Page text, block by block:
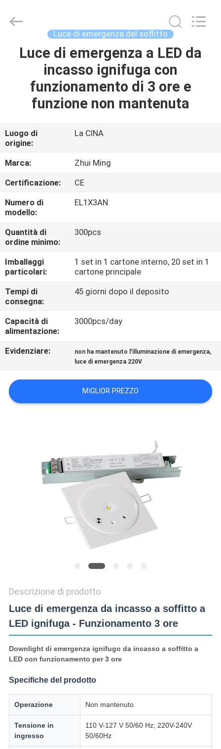
CASA
PRODOTTI
NOI
GIRO
DELLA
FABBRICA
CONTROLLO
DI
QUALITÀ
CONTATTICI
RICHIEDA
SITEMAP
PRIVACY
Dreamy
Technology
Luce di emergenza del soffitto
Luce di emergenza a LED da
incasso ignifuga con
funzionamento di 3 ore e
funzione non mantenuta
Luogo di
origine:
La CINA
Marca:
Zhui Ming
Certificazione:
CE
Numero di
modello:
EL1X3AN
Quantità di
ordine minimo:
300pcs
Imballaggi
particolari:
1 set in 1 cartone interno, 20 set in 1
cartone principale
Tempi di
consegna:
45 giorni dopo il deposito
Capacità di
alimentazione:
3000pcs/day
Evidenziare: non ha mantenuto l'illuminazione di emergenza,
luce di emergenza 220V
MIGLIOR PREZZO
Descrizione di prodotto
Luce di emergenza da incasso a soffitto a
LED ignifuga - Funzionamento 3 ore
Downlight di emergenza ignifugo da incasso a soffitto a
LED con funzionamento per 3 ore
Specifiche del prodotto
Operazione Non mantenuto
Tensione in
ingresso
110 V-127 V 50/60 Hz; 220V-240V
50/60Hz